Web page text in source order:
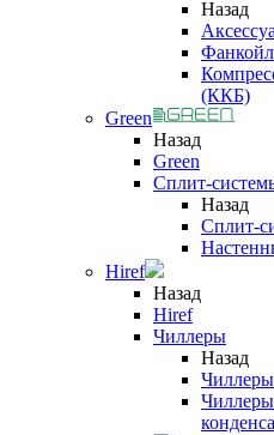
Назад
(ККБ)
Green
Назад
Green
Сплит-
Назад
Сплит-
Hiref
Назад
Hiref
Чиллеры
Назад
Чиллеры